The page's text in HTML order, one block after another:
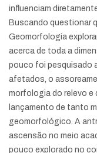
influenciam
Buscando questionar
Geomorfologia
acerca de toda a
pouco foi pesquisado
afetados, o
morfologia do relevo
lançamento de tanto
geomorfológico. A
ascensão no meio
pouco explorado no